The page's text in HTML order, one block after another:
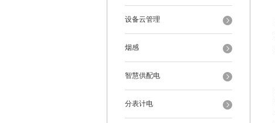
设备云管理
烟感
智慧供配电
分表计电